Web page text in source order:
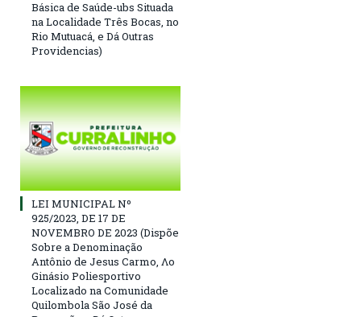
Básica de Saúde-ubs Situada
na Localidade Três Bocas, no
Rio Mutuacá, e Dá Outras
Providencias)
LEI MUNICIPAL Nº
925/2023, DE 17 DE
NOVEMBRO DE 2023 (Dispõe
Sobre a Denominação
Antônio de Jesus Carmo, Λο
Ginásio Poliesportivo
Localizado na Comunidade
Quilombola São José da